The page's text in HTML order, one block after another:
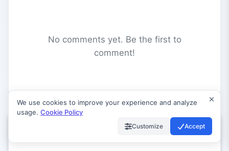
No comments yet. Be the first to
comment!
We use cookies to improve your experience and analyze
usage. Cookie Policy
Customize Accept